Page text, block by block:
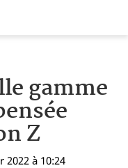
gamme
Z
2022 à 10:24